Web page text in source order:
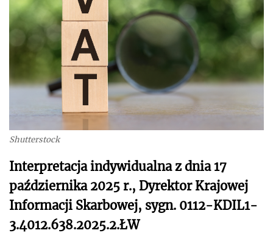
Shutterstock
Interpretacja indywidualna z dnia 17
października 2025 r., Dyrektor Krajowej
Informacji Skarbowej, sygn. 0112-KDIL1-
3.4012.638.2025.2.ŁW